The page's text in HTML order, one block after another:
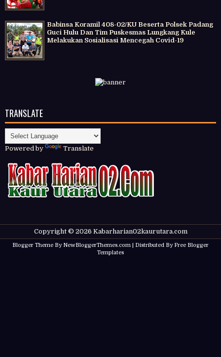
Babinsa Koramil 408-02/KU Beserta Polsek Padang
Guci Hulu Dan Tim Puskesmas Lungkang Kule
Melakukan Sosialisasi Mencegah Covid-19
TRANSLATE
Powered by Translate
Copyright © 2026 Kabarharian02kaurutara.com
Blogger Theme By NewBloggerThemes.com | Distributed ByFree Blogger
Templates